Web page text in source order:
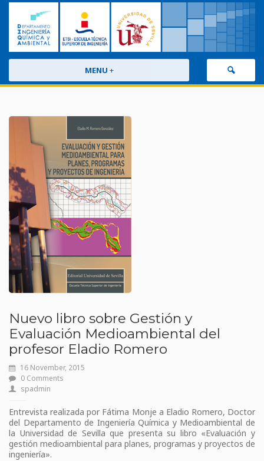
MENU +
Nuevo libro sobre Gestión y
Evaluación Medioambiental del
profesor Eladio Romero
16 November, 2015
0 Comments
spadmin
Entrevista realizada por Fátima Monje a Eladio Romero, Doctor
del Departamento de Ingeniería Química y Medioambiental de
la Universidad de Sevilla que presenta su libro «Evaluación y
gestión medioambiental para planes, programas y proyectos de
ingeniería».